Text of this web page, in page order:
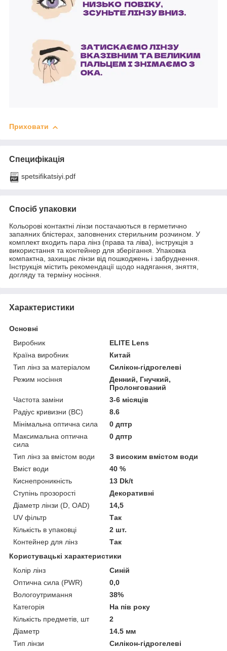
Приховати
Специфікація
spetsifikatsiyi.pdf
Спосіб упаковки
Кольорові контактні лінзи постачаються в герметично
запаяних блістерах, заповнених стерильним розчином. У
комплект входить пара лінз (права та ліва), інструкція з
використання та контейнер для зберігання. Упаковка
компактна, захищає лінзи від пошкоджень і забруднення.
Інструкція містить рекомендації щодо надягання, зняття,
догляду та терміну носіння.
Характеристики
Основні
Виробник
ELITE Lens
Країна виробник
Китай
Тип лінз за матеріалом
Силікон-гідрогелеві
Режим носіння
Денний, Гнучкий,
Пролонгований
Частота заміни
3-6 місяців
Радіус кривизни (BC)
8.6
Мінімальна оптична сила
0 дптр
Максимальна оптична
сила
0 дптр
Тип лінз за вмістом води
З високим вмістом води
Вміст води
40 %
Киснепроникність
13 Dk/t
Ступінь прозорості
Декоративні
Діаметр лінзи (D, OAD)
14,5
UV фільтр
Так
Кількість в упаковці
2 шт.
Контейнер для лінз
Так
Користувацькі характеристики
Колір лінз
Синій
Оптична сила (PWR)
0,0
Вологоутримання
38%
Категорія
На пів року
Кількість предметів, шт
2
Діаметр
14.5 мм
Тип лінзи
Силікон-гідрогелеві